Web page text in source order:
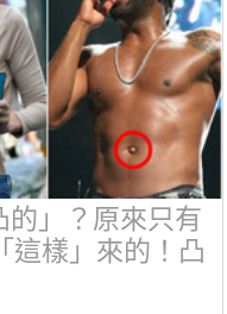
的」？原來只有
這樣」來的！凸